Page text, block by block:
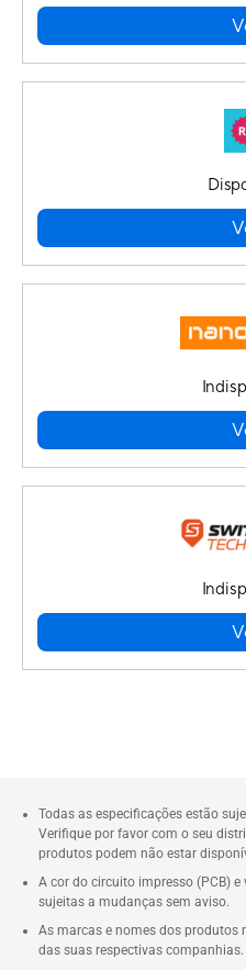
Todas as especificações estão
Verifique por favor com o seu
produtos podem não estar
A cor do circuito impresso (PCB)
sujeitas a mudanças sem aviso.
As marcas e nomes dos
das suas respectivas companhias.